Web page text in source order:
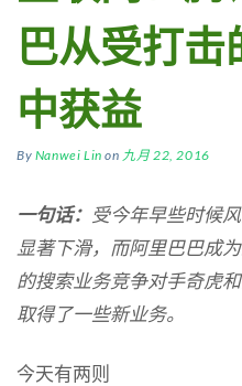
巴从受打击
中获益
By Nanwei Lin on 九月 22, 2016
一句话： 受今年早些时候
显著下滑， 而阿里巴巴成
的搜索业务竞争对手奇虎
取得了一些新业务。
今天有两则